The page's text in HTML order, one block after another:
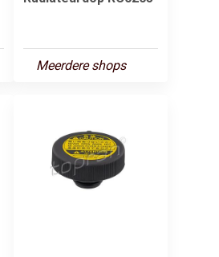
Meerdere shops